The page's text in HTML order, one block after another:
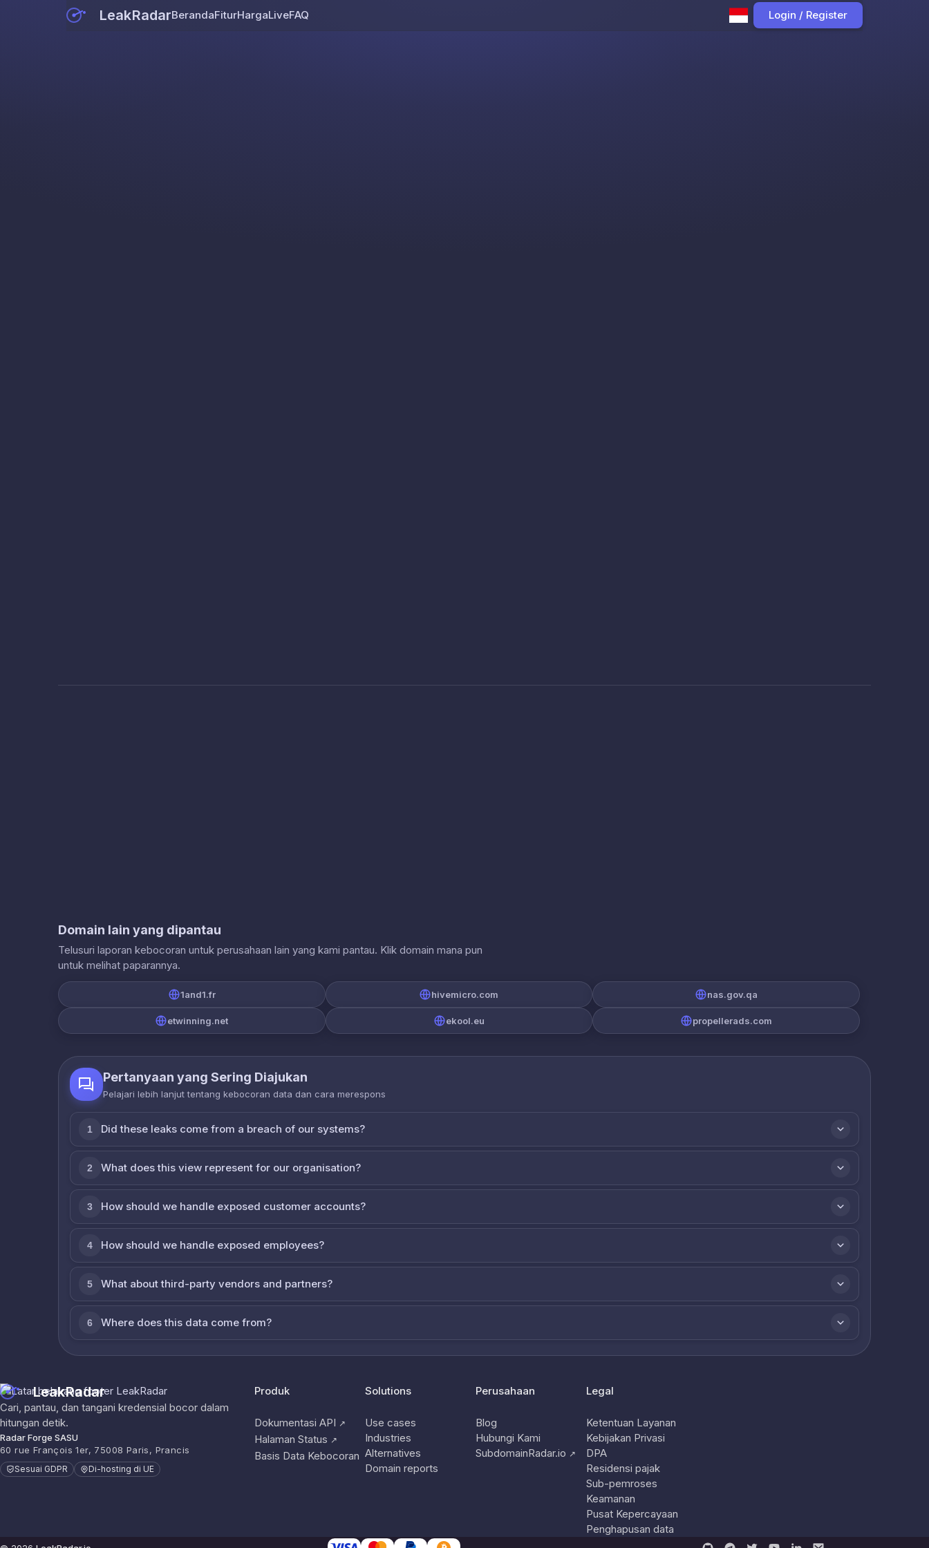
LeakRadarBerandaFiturHargaLiveFAQ Login / Register
Domain lain yang dipantau
Telusuri laporan kebocoran untuk perusahaan lain yang kami pantau. Klik domain mana pun
untuk melihat paparannya.
1and1.fr hivemicro.com nas.gov.qa
etwinning.net ekool.eu propellerads.com
Pertanyaan yang Sering Diajukan
Pelajari lebih lanjut tentang kebocoran data dan cara merespons
1 Did these leaks come from a breach of our systems?
2 What does this view represent for our organisation?
3 How should we handle exposed customer accounts?
4 How should we handle exposed employees?
5 What about third-party vendors and partners?
6 Where does this data come from?
LeakRadar
Cari, pantau, dan tangani kredensial bocor dalam
hitungan detik.
Radar Forge SASU
60 rue François 1er, 75008 Paris, Prancis
Sesuai GDPR Di-hosting di UE
Produk
Dokumentasi API ↗
Halaman Status ↗
Basis Data Kebocoran
Solutions
Use cases
Industries
Alternatives
Domain reports
Perusahaan
Blog
Hubungi Kami
SubdomainRadar.io ↗
Legal
Ketentuan Layanan
Kebijakan Privasi
DPA
Residensi pajak
Sub-pemroses
Keamanan
Pusat Kepercayaan
Penghapusan data